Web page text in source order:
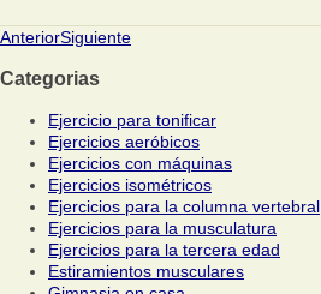
AnteriorSiguiente
Categorias
Ejercicio para tonificar
Ejercicios aeróbicos
Ejercicios con máquinas
Ejercicios isométricos
Ejercicios para la columna vertebral
Ejercicios para la musculatura
Ejercicios para la tercera edad
Estiramientos musculares